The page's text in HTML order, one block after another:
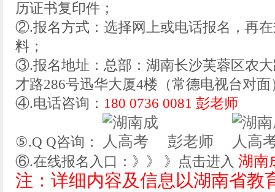
历证书复印件；
②.报名方式：选择网上或电话报名，再
料；
③.报名地址：总部：湖南长沙芙蓉区农
才路286号迅华大厦4楼（常德电视台对面
④.电话咨询： 180 0736 0081 彭老师
⑤.Q Q咨询： 彭老师
⑥.在线报名入口：》》 》点击进入 湖南
注：详细内容及信息以湖南省教